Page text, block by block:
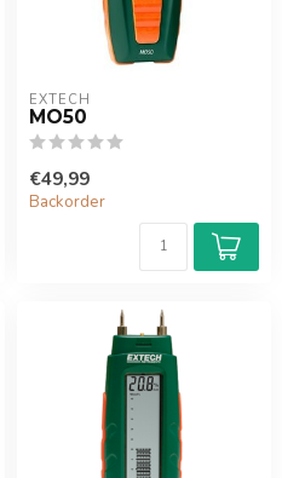
EXTECH
MO50
€49,99
Backorder